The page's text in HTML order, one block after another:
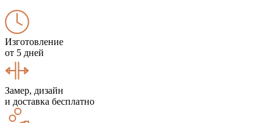
Изготовление
от 5 дней
Замер, дизайн
и доставка бесплатно